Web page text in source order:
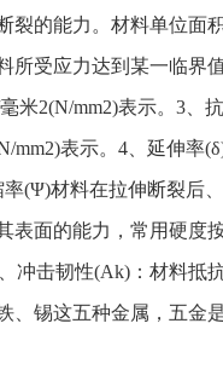
裂的能力。材料单位面
所受应力达到某一临界
米2(N/mm2)表示。3、
mm2)表示。4、延伸率
率(Ψ)材料在拉伸断裂后
表面的能力，常用硬度
冲击韧性(Ak)：材料抵
、锡这五种金属，五金